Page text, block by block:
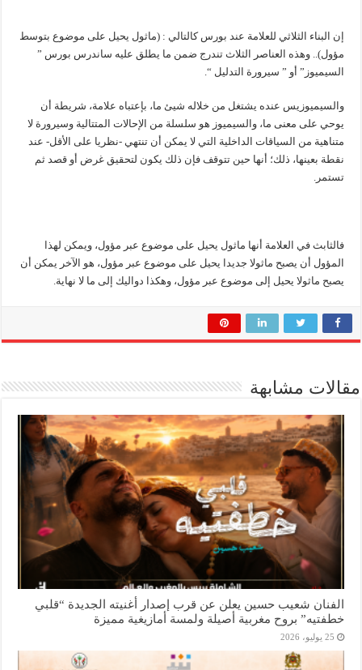
إن البناء الثلاثي للعلامة عند بورس كالتالي : (ماثول يحيل على موضوع بتوسط
مؤول).. وهذه العناصر الثلاث تندرج ضمن ما يطلق عليه ساندرس بورس ”
السيميوز” أو ” سيرورة التدليل “.
والسيميوزيس عنده يشتغل من خلاله شيئ ما، بإعتباه علامة، شريطة أن
يوحي على معنى ما، والسيميوز هو سلسلة من الإحالات المتتالية وسيرورة لا
متناهية من السياقات الداخلية التي لا يمكن أن تنتهي -نظريا على الأقل- عند
نقطة بعينها، ذلك؛ أنها حين تتوقف فإن ذلك يكون لتحقيق غرض أو قصد ثم
تستمر.
فالثابث في العلامة أنها ماثول يحيل على موضوع عبر مؤول، ويمكن لهذا
المؤول أن يصبح ماثولا جديدا يحيل على موضوع عبر مؤول، هو الآخر يمكن أن
يصبح ماثولا يحيل إلى موضوع عبر مؤول، وهكذا دواليك إلى ما لا نهاية.
مقالات مشابهة
الفنان شعيب حسين يعلن عن قرب إصدار أغنيته الجديدة “قلبي
خطفتيه” بروح مغربية أصيلة ولمسة أمازيغية مميزة
25 يوليو، 2026